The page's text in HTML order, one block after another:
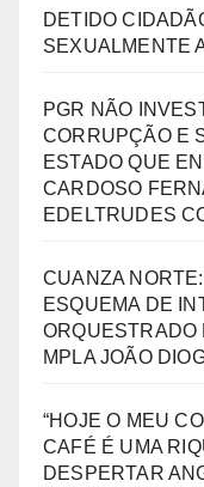
DETIDO
SEXUALMENTE
PGR NÃO
CORRUPÇÃO E
ESTADO QUE
CARDOSO
EDELTRUDES
CUANZA
ESQUEMA DE
ORQUESTRADO
MPLA JOÃO
“HOJE O MEU
CAFÉ É UMA
DESPERTAR